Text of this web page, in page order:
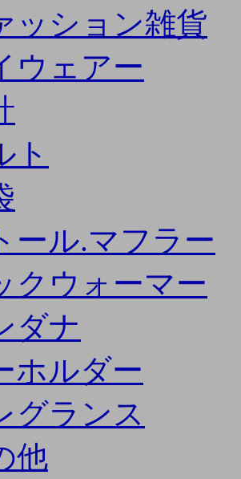
ッション雑貨
ウェアー
ト
ール.マフラー
クウォーマー
ダナ
ホルダー
グランス
他